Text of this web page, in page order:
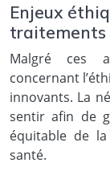
Enjeux
traitements
Malgré ces
concernant
innovants. La
sentir afin de
équitable de
santé.